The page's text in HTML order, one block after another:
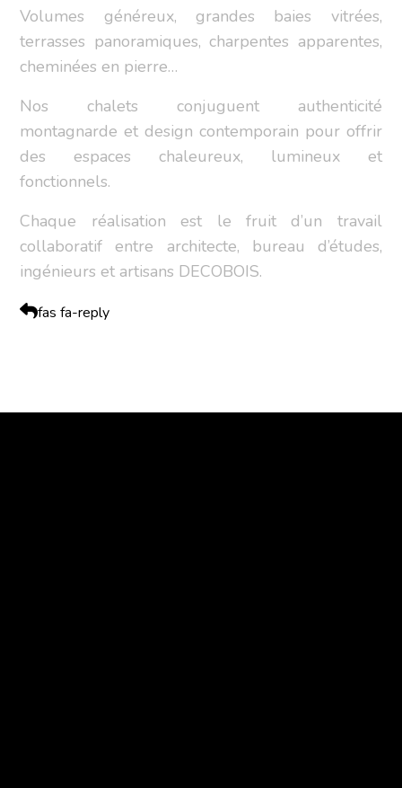
Volumes généreux, grandes baies vitrées,
terrasses panoramiques, charpentes apparentes,
cheminées en pierre…
Nos chalets conjuguent authenticité
montagnarde et design contemporain pour offrir
des espaces chaleureux, lumineux et
fonctionnels.
Chaque réalisation est le fruit d’un travail
collaboratif entre architecte, bureau d’études,
ingénieurs et artisans DECOBOIS.
fas fa-reply